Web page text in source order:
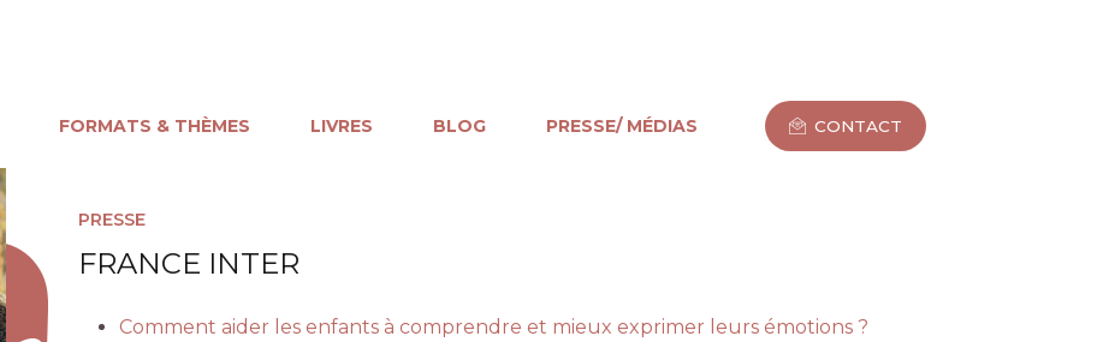
CONTACT
FORMATS & THÈMES LIVRES BLOG PRESSE/ MÉDIAS
PRESSE
FRANCE INTER
Comment aider les enfants à comprendre et mieux exprimer leurs émotions ?